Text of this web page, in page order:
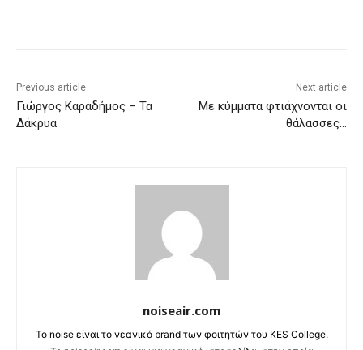
Previous article
Γιώργος Καραδήμος – Τα
Δάκρυα
Next article
Με κύμματα φτιάχνονται οι
θάλασσες…
noiseair.com
Το noise είναι το νεανικό brand των φοιτητών του KES College.